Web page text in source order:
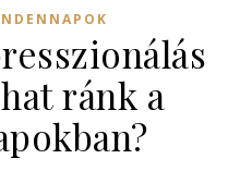
ránk a